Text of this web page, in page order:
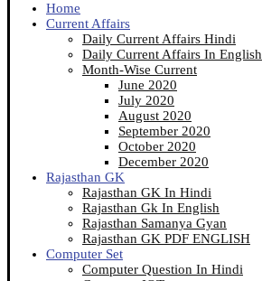
Home
Current Affairs
Daily Current Affairs Hindi
Daily Current Affairs In English
Month-Wise Current
June 2020
July 2020
August 2020
September 2020
October 2020
December 2020
Rajasthan GK
Rajasthan GK In Hindi
Rajasthan Gk In English
Rajasthan Samanya Gyan
Rajasthan GK PDF ENGLISH
Computer Set
Computer Question In Hindi